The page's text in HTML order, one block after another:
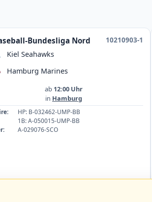
Bundesliga Nord
10210903-1
Kiel Seahawks
Hamburg Marines
ab 12:00 Uhr
in Hamburg
HP: B-032462-UMP-BB
1B: A-050015-UMP-BB
A-029076-SCO